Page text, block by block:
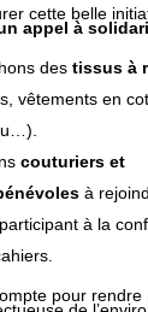
cette belle
appel à
des tissus à
vêtements en
couturiers et
à
à la
pour rendre